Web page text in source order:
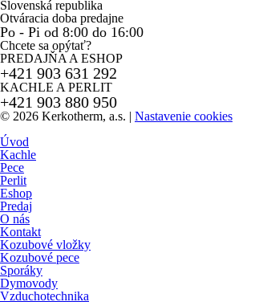
Slovenská republika
Otváracia doba predajne
Po - Pi od 8:00 do 16:00
Chcete sa opýtať?
PREDAJŇA A ESHOP
+421 903 631 292
KACHLE A PERLIT
+421 903 880 950
© 2026 Kerkotherm, a.s. | Nastavenie cookies
Úvod
Kachle
Pece
Perlit
Eshop
Predaj
O nás
Kontakt
Kozubové vložky
Kozubové pece
Sporáky
Dymovody
Vzduchotechnika